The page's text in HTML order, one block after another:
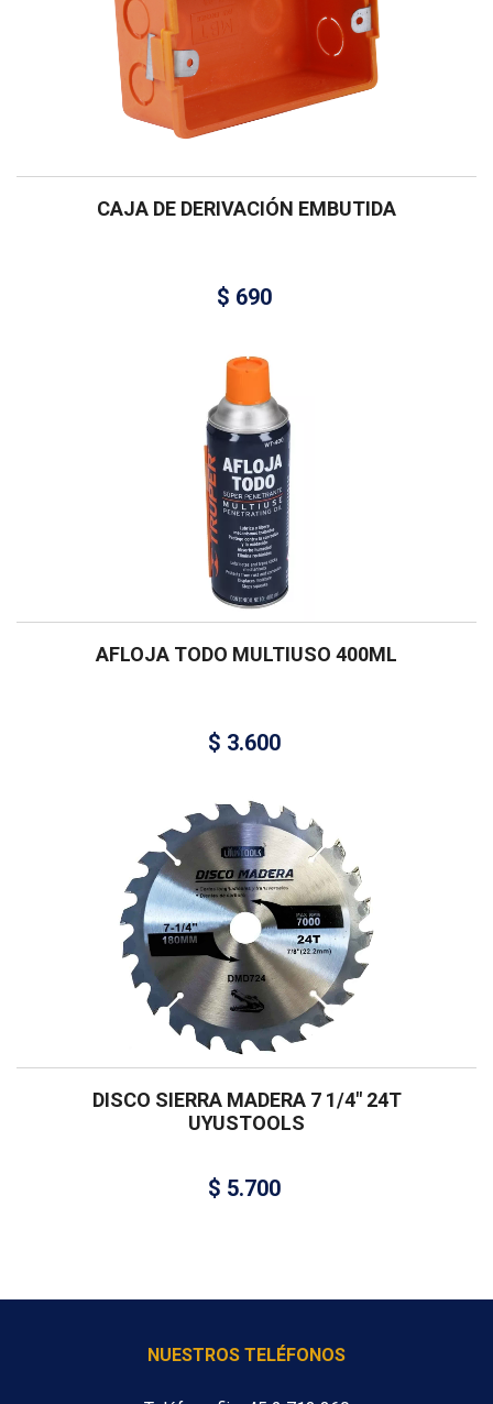
CAJA DE DERIVACIÓN EMBUTIDA
$ 690
AFLOJA TODO MULTIUSO 400ML
$ 3.600
DISCO SIERRA MADERA 7 1/4″ 24T
UYUSTOOLS
$ 5.700
NUESTROS TELÉFONOS